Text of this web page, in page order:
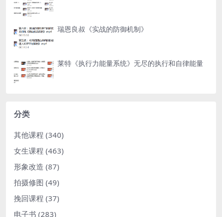
瑞恩良叔《实战的防御机制》
莱特《执行力能量系统》无尽的执行和自律能量
分类
其他课程 (340)
女生课程 (463)
形象改造 (87)
拍摄修图 (49)
挽回课程 (37)
电子书 (283)